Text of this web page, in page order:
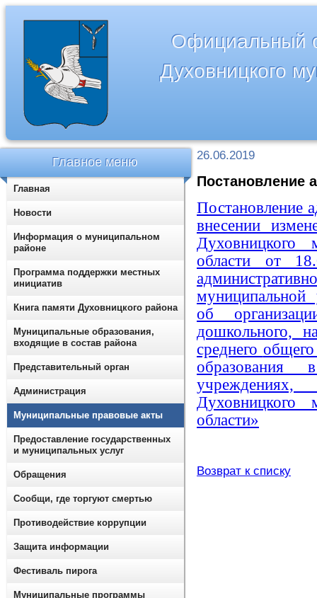
Официальный
Духовницкого
26.06.2019
Постановление
Постановление
внесении
Духовницкого
области от
муниципальной
об
дошкольного,
среднего общего
образования
Духовницкого
области»
Возврат к списку
Главное меню
Главная
Новости
Информация о муниципальном
районе
Программа поддержки местных
инициатив
Книга памяти Духовницкого района
Муниципальные образования,
входящие в состав района
Представительный орган
Администрация
Муниципальные правовые акты
Предоставление государственных
и муниципальных услуг
Обращения
Сообщи, где торгуют смертью
Противодействие коррупции
Защита информации
Фестиваль пирога
Муниципальные программы